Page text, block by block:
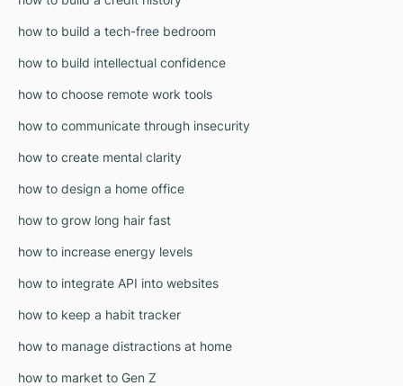
how to build a tech-free bedroom
how to build intellectual confidence
how to choose remote work tools
how to communicate through insecurity
how to create mental clarity
how to design a home office
how to grow long hair fast
how to increase energy levels
how to integrate API into websites
how to keep a habit tracker
how to manage distractions at home
how to market to Gen Z